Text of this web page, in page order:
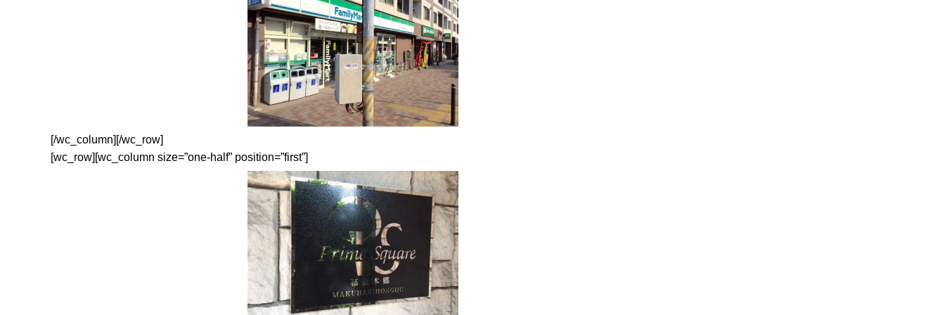
[/wc_column][/wc_row]
[wc_row][wc_column size=”one-half” position=”first”]